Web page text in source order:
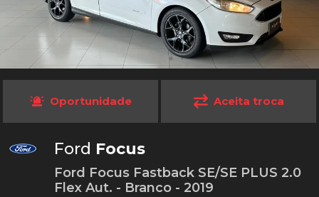
Oportunidade Aceita troca
Ford Focus
Ford Focus Fastback SE/SE PLUS 2.0
Flex Aut. - Branco - 2019